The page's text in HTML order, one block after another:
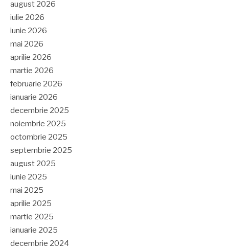
august 2026
iulie 2026
iunie 2026
mai 2026
aprilie 2026
martie 2026
februarie 2026
ianuarie 2026
decembrie 2025
noiembrie 2025
octombrie 2025
septembrie 2025
august 2025
iunie 2025
mai 2025
aprilie 2025
martie 2025
ianuarie 2025
decembrie 2024